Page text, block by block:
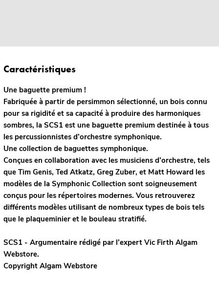
Caractéristiques
Une baguette premium !
Fabriquée à partir de persimmon sélectionné, un bois connu
pour sa rigidité et sa capacité à produire des harmoniques
sombres, la SCS1 est une baguette premium destinée à tous
les percussionnistes d’orchestre symphonique.
Une collection de baguettes symphonique.
Conçues en collaboration avec les musiciens d’orchestre, tels
que Tim Genis, Ted Atkatz, Greg Zuber, et Matt Howard les
modèles de la Symphonic Collection sont soigneusement
conçus pour les répertoires modernes. Vous retrouverez
différents modèles utilisant de nombreux types de bois tels
que le plaqueminier et le bouleau stratifié.
SCS1 - Argumentaire rédigé par l’expert Vic Firth Algam
Webstore.
Copyright Algam Webstore